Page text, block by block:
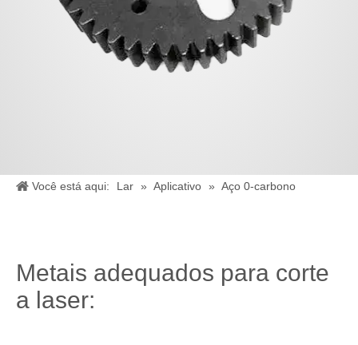
Você está aqui: Lar » Aplicativo » Aço 0-carbono
Metais adequados para corte
a laser: